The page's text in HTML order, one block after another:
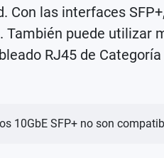
Con las interfaces
También puede utilizar
RJ45 de
10GbE SFP+ no son